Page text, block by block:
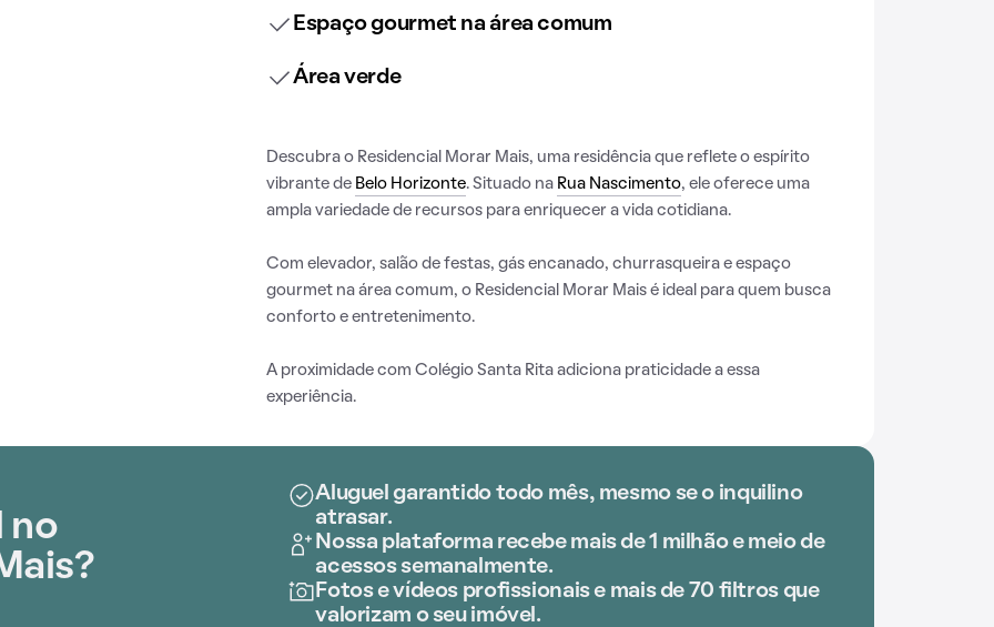
Espaço gourmet na área comum
Área verde
Descubra o Residencial Morar Mais, uma residência que reflete o espírito
vibrante de Belo Horizonte. Situado na Rua Nascimento, ele oferece uma
ampla variedade de recursos para enriquecer a vida cotidiana.
Com elevador, salão de festas, gás encanado, churrasqueira e espaço
gourmet na área comum, o Residencial Morar Mais é ideal para quem busca
conforto e entretenimento.
A proximidade com Colégio Santa Rita adiciona praticidade a essa
experiência.
no
Aluguel garantido todo mês, mesmo se o inquilino
atrasar.
Nossa plataforma recebe mais de 1 milhão e meio de
acessos semanalmente.
Fotos e vídeos profissionais e mais de 70 filtros que
valorizam o seu imóvel.